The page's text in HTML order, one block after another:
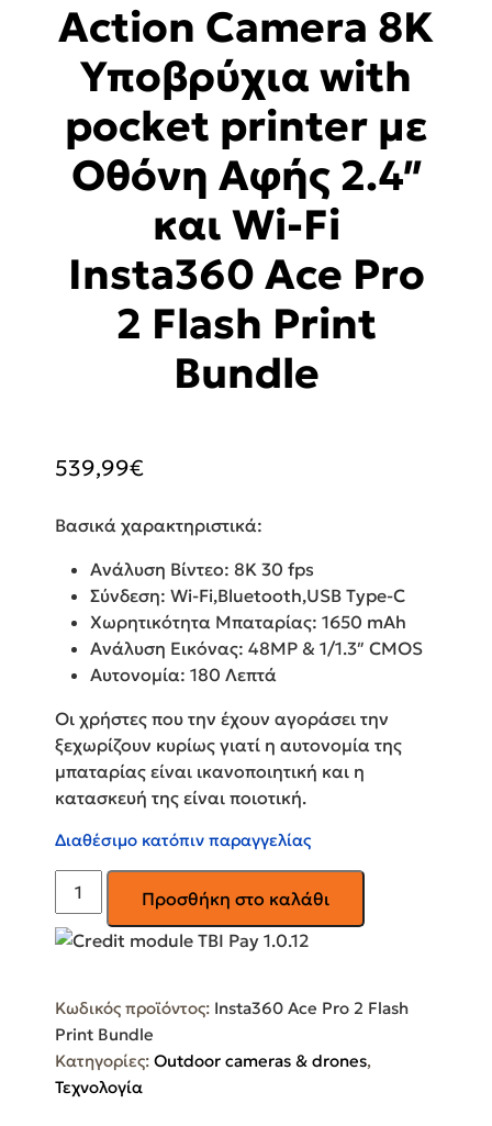
Action Camera 8K
Υποβρύχια with
pocket printer με
Οθόνη Αφής 2.4″
και Wi-Fi
Insta360 Ace Pro
2 Flash Print
Bundle
539,99€
Βασικά χαρακτηριστικά:
Ανάλυση Βίντεο: 8K 30 fps
Σύνδεση: Wi-Fi,Bluetooth,USB Type-C
Χωρητικότητα Μπαταρίας: 1650 mAh
Ανάλυση Εικόνας: 48MP & 1/1.3″ CMOS
Αυτονομία: 180 Λεπτά
Οι χρήστες που την έχουν αγοράσει την
ξεχωρίζουν κυρίως γιατί η αυτονομία της
μπαταρίας είναι ικανοποιητική και η
κατασκευή της είναι ποιοτική.
Διαθέσιμο κατόπιν παραγγελίας
Action
Camera
8K
pocket
printer
με
Οθόνη
Προσθήκη στο καλάθι
Κωδικός προϊόντος: Insta360 Ace Pro 2 Flash
Print Bundle
Κατηγορίες: Outdoor cameras & drones,
Τεχνολογία